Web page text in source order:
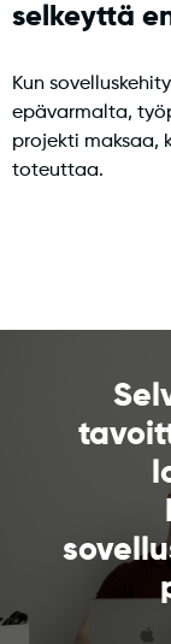
selkeyttä
Kun
epävarmalta,
projekti maksaa,
toteuttaa.